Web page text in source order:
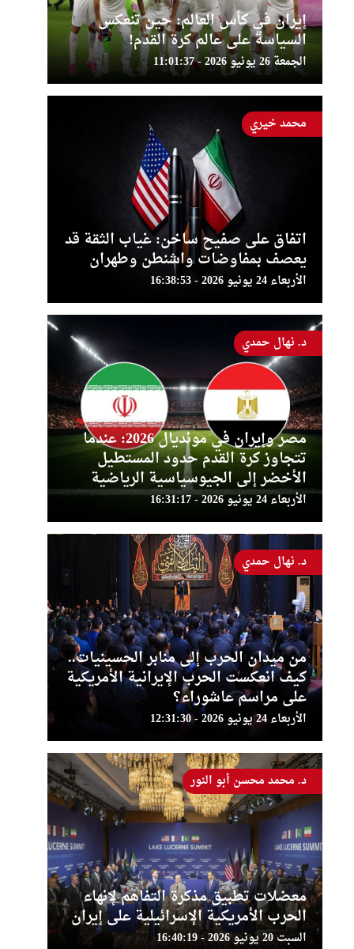
إيران في كأس العالم: حين تنعكس
السياسة على عالم كرة القدم!
الجمعة 26 يونيو 2026 - 11:01:37
اتفاق على صفيح ساخن: غياب الثقة قد
يعصف بمفاوضات واشنطن وطهران
الأربعاء 24 يونيو 2026 - 16:38:53
محمد خيري
مصر وإيران في مونديال 2026: عندما
تتجاوز كرة القدم حدود المستطيل
الأخضر إلى الجيوسياسية الرياضية
الأربعاء 24 يونيو 2026 - 16:31:17
د. نهال حمدي
من ميدان الحرب إلى منابر الحسينيات..
كيف انعكست الحرب الإيرانية الأمريكية
على مراسم عاشوراء؟
الأربعاء 24 يونيو 2026 - 12:31:30
د. نهال حمدي
معضلات تطبيق مذكرة التفاهم لإنهاء
الحرب الأمريكية الإسرائيلية على إيران
السبت 20 يونيو 2026 - 16:40:19
د. محمد محسن أبو النور